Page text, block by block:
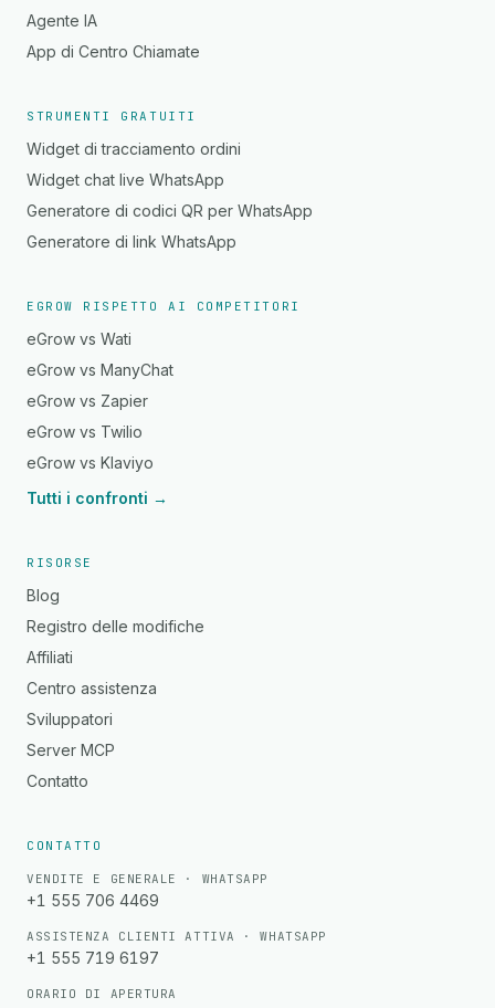
Agente IA
App di Centro Chiamate
STRUMENTI GRATUITI
Widget di tracciamento ordini
Widget chat live WhatsApp
Generatore di codici QR per WhatsApp
Generatore di link WhatsApp
EGROW RISPETTO AI COMPETITORI
eGrow vs Wati
eGrow vs ManyChat
eGrow vs Zapier
eGrow vs Twilio
eGrow vs Klaviyo
Tutti i confronti →
RISORSE
Blog
Registro delle modifiche
Affiliati
Centro assistenza
Sviluppatori
Server MCP
Contatto
CONTATTO
VENDITE E GENERALE · WHATSAPP
+1 555 706 4469
ASSISTENZA CLIENTI ATTIVA · WHATSAPP
+1 555 719 6197
ORARIO DI APERTURA